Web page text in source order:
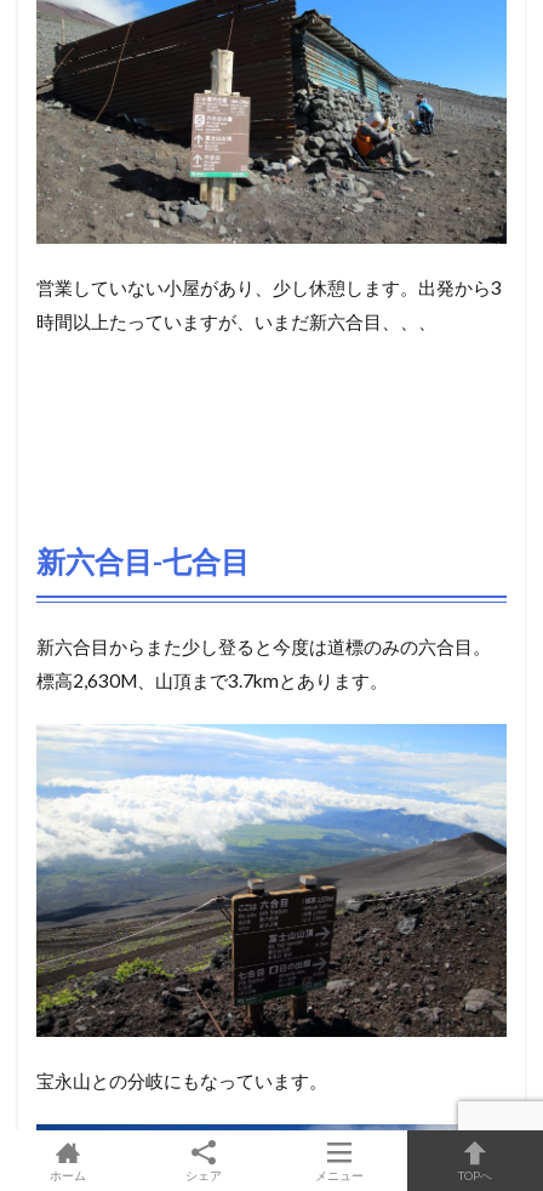
営業していない小屋があり、少し休憩します。出発から3
時間以上たっていますが、いまだ新六合目、、、
新六合目-七合目
新六合目からまた少し登ると今度は道標のみの六合目。
標高2,630M、山頂まで3.7kmとあります。
宝永山との分岐にもなっています。
ホーム シェア メニュー TOPへ